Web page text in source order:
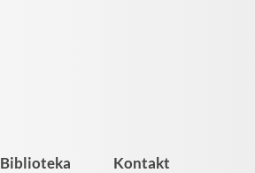
Biblioteka Kontakt